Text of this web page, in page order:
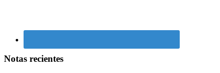
Notas recientes